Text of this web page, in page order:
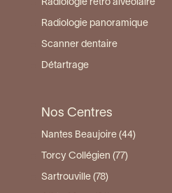
Radiologie rétro alvéolaire
Radiologie panoramique
Scanner dentaire
Détartrage
Nos Centres
Nantes Beaujoire (44)
Torcy Collégien (77)
Sartrouville (78)